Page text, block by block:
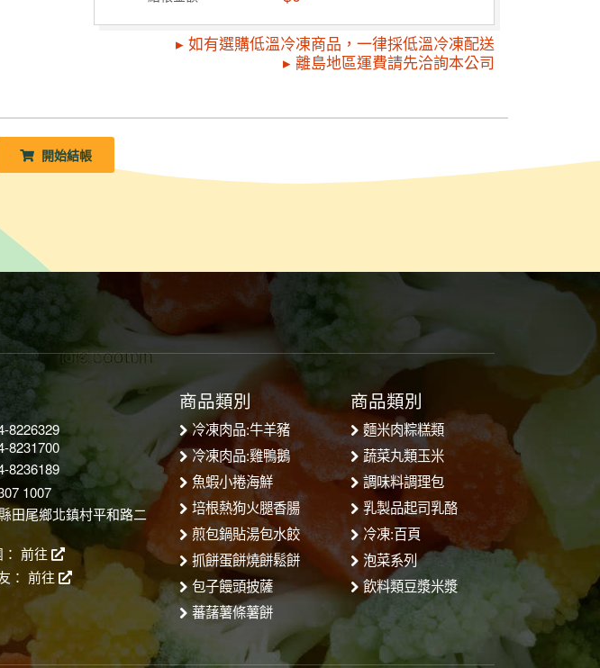
▸ 如有選購低溫冷凍商品，一律採低溫冷凍配送
▸ 離島地區運費請先洽詢本公司
開始結帳
8226329
8236189
1007
田尾鄉北鎮村平和路二
前往
： 前往
商品類別
冷凍肉品:牛羊豬
冷凍肉品:雞鴨鵝
魚蝦小捲海鮮
培根熱狗火腿香腸
煎包鍋貼湯包水餃
抓餅蛋餅燒餅鬆餅
包子饅頭披薩
蕃藷薯條薯餅
商品類別
麵米肉粽糕類
蔬菜丸類玉米
調味料調理包
乳製品起司乳酪
冷凍:百頁
泡菜系列
飲料類豆漿米漿